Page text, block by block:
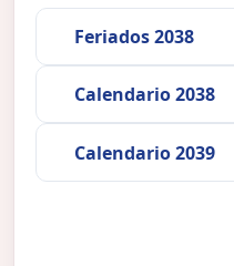
Feriados 2038
Calendario 2038
Calendario 2039